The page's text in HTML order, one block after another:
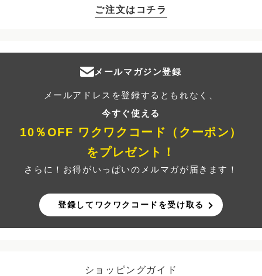
ご注文はコチラ
メールマガジン登録
メールアドレスを登録するともれなく、
今すぐ使える
10％OFF ワクワクコード（クーポン）
をプレゼント！
さらに！お得がいっぱいのメルマガが届きます！
登録してワクワクコードを受け取る
ショッピングガイド